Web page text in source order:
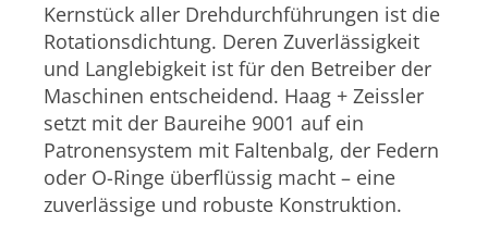
Kernstück aller Drehdurchführungen ist die
Rotationsdichtung. Deren Zuverlässigkeit
und Langlebigkeit ist für den Betreiber der
Maschinen entscheidend. Haag + Zeissler
setzt mit der Baureihe 9001 auf ein
Patronensystem mit Faltenbalg, der Federn
oder O-Ringe überflüssig macht – eine
zuverlässige und robuste Konstruktion.